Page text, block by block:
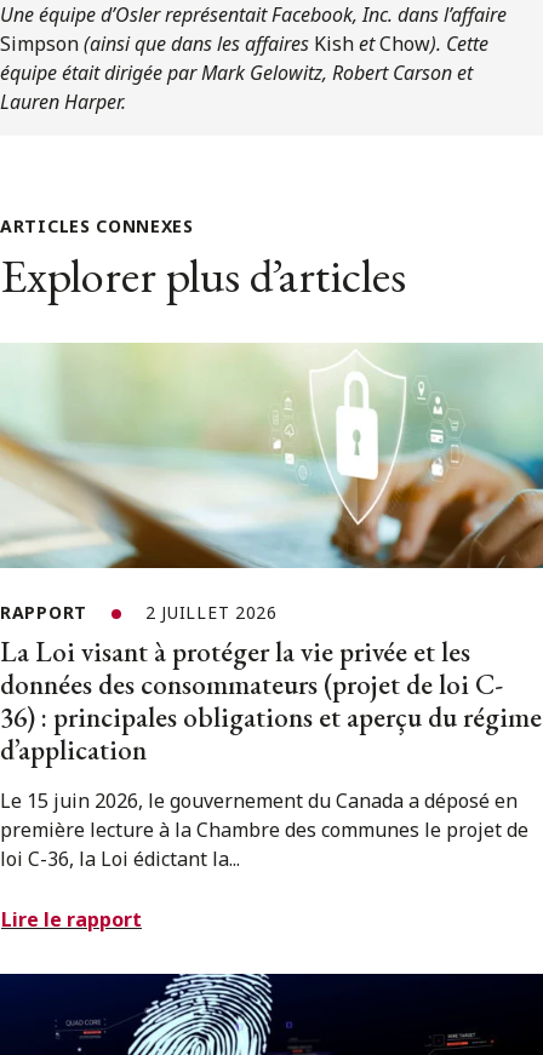
Une équipe d’Oslerreprésentait Facebook, Inc. dans l’affaire
Simpson(ainsi que dans les affaires KishetChow). Cette
équipe était dirigée par Mark Gelowitz, Robert Carson et
Lauren Harper.
ARTICLES CONNEXES
Explorer plus d’articles
RAPPORT 2 JUILLET 2026
La Loi visant à protéger la vie privée et les
données des consommateurs (projet de loi C-
36) : principales obligations et aperçu du régime
d’application
Le 15 juin 2026, le gouvernement du Canada a déposé en
première lecture à la Chambre des communes le projet de
loi C-36, la Loi édictant la...
Lire le rapport